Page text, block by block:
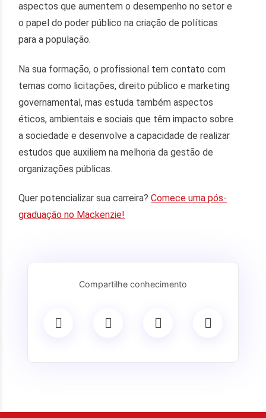
aspectos que aumentem o desempenho no setor e
o papel do poder público na criação de políticas
para a população.
Na sua formação, o profissional tem contato com
temas como licitações, direito público e marketing
governamental, mas estuda também aspectos
éticos, ambientais e sociais que têm impacto sobre
a sociedade e desenvolve a capacidade de realizar
estudos que auxiliem na melhoria da gestão de
organizações públicas.
Quer potencializar sua carreira?Comece uma pós-
graduação no Mackenzie!
Compartilhe conhecimento